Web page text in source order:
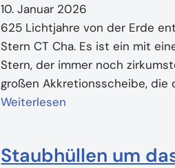
10. Januar 2026
625 Lichtjahre von der Erde
Stern CT Cha. Es ist ein mit
Stern, der immer noch
großen Akkretionsscheibe, die
Weiterlesen
Staubhüllen um